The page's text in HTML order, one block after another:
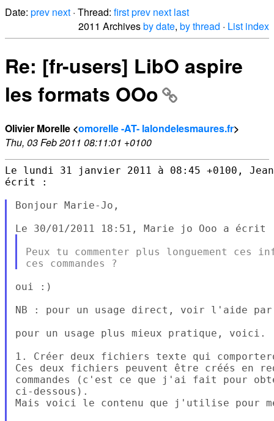
Date: prev next · Thread: firstprev next last
2011 Archivesby date, by thread · List index
Re: [fr-users] LibO aspire
les formats OOo
Olivier Morelle <omorelle -AT- lalondelesmaures.fr>
Thu, 03 Feb 2011 08:11:01 +0100
Le lundi 31 janvier 2011 à 08:45 +0100,
écrit :
Bonjour Marie-Jo,
Peux tu commenter plus longuement ces
oui :)
NB : pour un usage direct, voir l'aide
pour un usage plus mieux pratique, voici.
1. Créer deux fichiers texte qui
Ces deux fichiers peuvent être créés en
commandes (c'est ce que j'ai fait pour
ci-dessous).
Mais voici le contenu que j'utilise pour